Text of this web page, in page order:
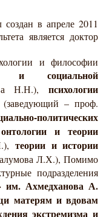
в апреле 2011
является доктор
и философии
и социальной
Н.Н.),психологии
– проф.
политических
онтологии и теории
теории и истории
Л.Х.), Помимо
подразделения
им. Ахмедханова А.
матерям и вдовам
экстремизма и